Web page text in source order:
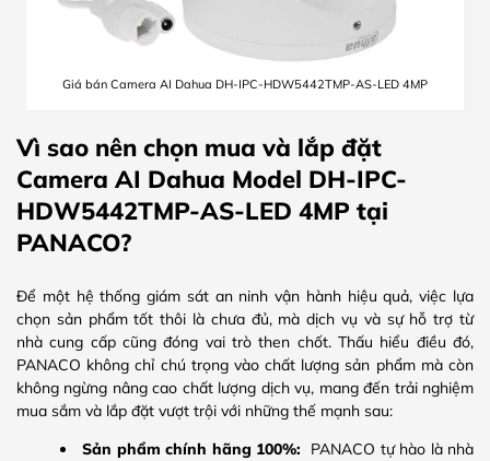
Giá bán Camera AI Dahua DH-IPC-HDW5442TMP-AS-LED 4MP
Vì sao nên chọn mua và lắp đặt
Camera AI Dahua Model DH-IPC-
HDW5442TMP-AS-LED 4MP tại
PANACO?
Để một hệ thống giám sát an ninh vận hành hiệu quả, việc lựa
chọn sản phẩm tốt thôi là chưa đủ, mà dịch vụ và sự hỗ trợ từ
nhà cung cấp cũng đóng vai trò then chốt. Thấu hiểu điều đó,
PANACO không chỉ chú trọng vào chất lượng sản phẩm mà còn
không ngừng nâng cao chất lượng dịch vụ, mang đến trải nghiệm
mua sắm và lắp đặt vượt trội với những thế mạnh sau:
Sản phẩm chính hãng 100%: PANACO tự hào là nhà